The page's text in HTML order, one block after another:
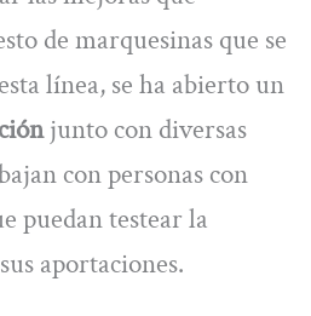
de marquesinas que se
línea, se ha abierto un
junto con diversas
con personas con
puedan testear la
aportaciones.